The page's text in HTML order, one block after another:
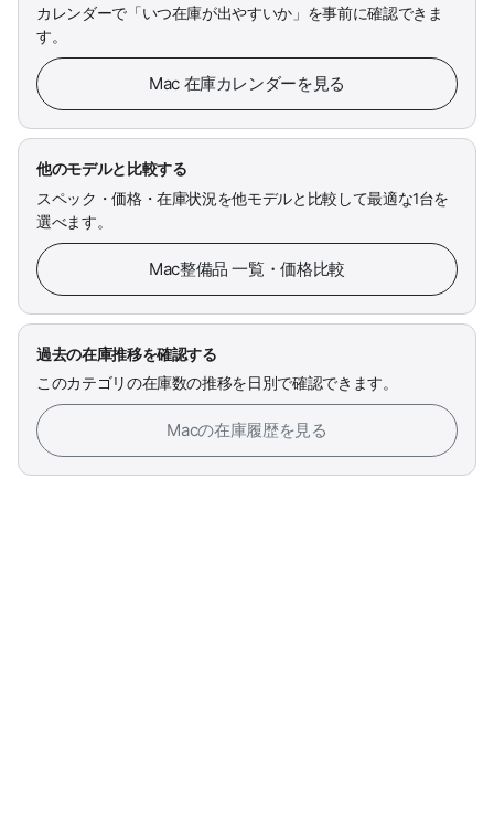
カレンダーで「いつ在庫が出やすいか」を事前に確認できま
す。
Mac 在庫カレンダーを見る
他のモデルと比較する
スペック・価格・在庫状況を他モデルと比較して最適な1台を
選べます。
Mac整備品 一覧・価格比較
過去の在庫推移を確認する
このカテゴリの在庫数の推移を日別で確認できます。
Macの在庫履歴を見る